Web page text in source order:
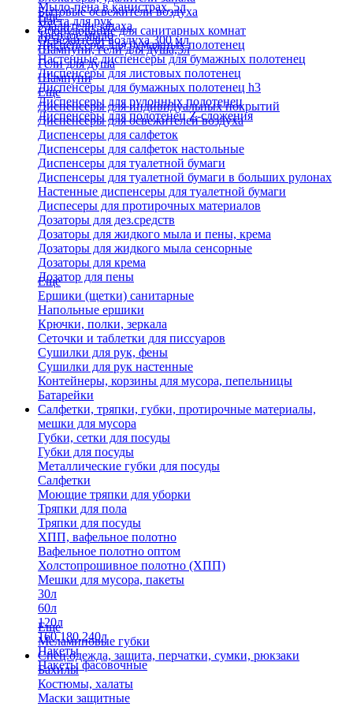
Мыло-пена в канистрах, 5л
Паста для рук
Твердое мыло
Шампуни, гели для душа,5л
Гели для душа
Шампуни
Бытовые освежители воздуха
Удалители запаха
Освежители воздуха 300 мл
Еще
Оборудование для санитарных комнат
Диспенсеры для бумажных полотенец
Настенные диспенсеры для бумажных полотенец
Диспенсеры для листовых полотенец
Диспенсеры для бумажных полотенец h3
Диспенсеры для рулонных полотенец
Диспенсеры для полотенец Z-сложения
Еще
Диспенсеры для индивидуальных покрытий
Диспенсеры для освежителей воздуха
Диспенсеры для салфеток
Диспенсеры для салфеток настольные
Диспенсеры для туалетной бумаги
Диспенсеры для туалетной бумаги в больших рулонах
Настенные диспенсеры для туалетной бумаги
Диспесеры для протирочных материалов
Дозаторы для дез.средств
Дозаторы для жидкого мыла и пены, крема
Дозаторы для жидкого мыла сенсорные
Дозаторы для крема
Дозатор для пены
Еще
Ершики (щетки) санитарные
Напольные ершики
Крючки, полки, зеркала
Сеточки и таблетки для писсуаров
Сушилки для рук, фены
Сушилки для рук настенные
Контейнеры, корзины для мусора, пепельницы
Батарейки
Салфетки, тряпки, губки, протирочные материалы,
мешки для мусора
Губки, сетки для посуды
Губки для посуды
Металлические губки для посуды
Салфетки
Моющие тряпки для уборки
Тряпки для пола
Тряпки для посуды
ХПП, вафельное полотно
Вафельное полотно оптом
Холстопрошивное полотно (ХПП)
Мешки для мусора, пакеты
30л
60л
120л
160,180,240л
Пакеты
Пакеты фасовочные
Еще
Меламиновые губки
Спец.одежда, защита, перчатки, сумки, рюкзаки
Бахилы
Костюмы, халаты
Маски защитные